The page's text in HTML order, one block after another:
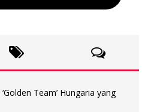
Team’ Hungaria yang